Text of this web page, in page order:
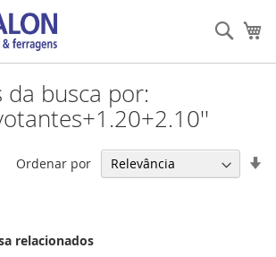
da busca por:
Ordenar por
relacionados